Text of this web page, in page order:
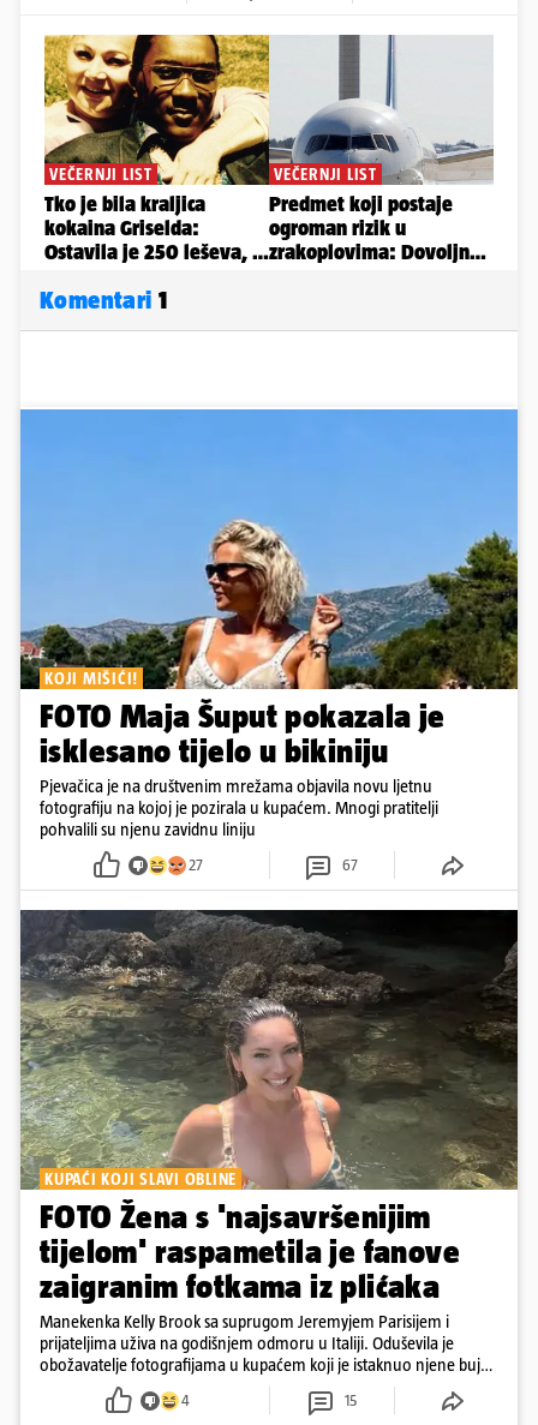
Komentari 1
KOJI MIŠIĆI!
FOTO Maja Šuput pokazala je
isklesano tijelo u bikiniju
Pjevačica je na društvenim mrežama objavila novu ljetnu
fotografiju na kojoj je pozirala u kupaćem. Mnogi pratitelji
pohvalili su njenu zavidnu liniju
27 67
KUPAĆI KOJI SLAVI OBLINE
FOTO Žena s 'najsavršenijim
tijelom' raspametila je fanove
zaigranim fotkama iz plićaka
Manekenka Kelly Brook sa suprugom Jeremyjem Parisijem i
prijateljima uživa na godišnjem odmoru u Italiji. Oduševila je
obožavatelje fotografijama u kupaćem koji je istaknuo njene bujne
4 15